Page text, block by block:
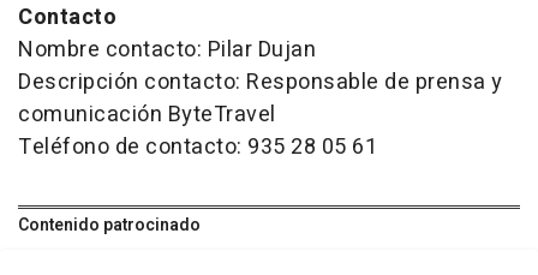
Contacto
Nombre contacto: Pilar Dujan
Descripción contacto: Responsable de prensa y
comunicación ByteTravel
Teléfono de contacto: 935 28 05 61
Contenido patrocinado